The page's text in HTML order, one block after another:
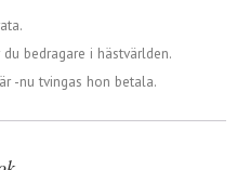
bedragare i hästvärlden.
-nu tvingas hon betala.